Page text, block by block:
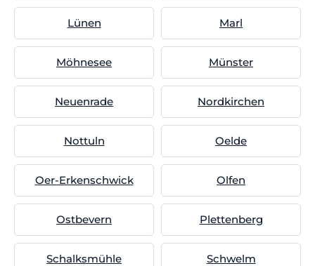
Lünen Marl
Möhnesee Münster
Neuenrade Nordkirchen
Nottuln Oelde
Oer-Erkenschwick Olfen
Ostbevern Plettenberg
Schalksmühle Schwelm